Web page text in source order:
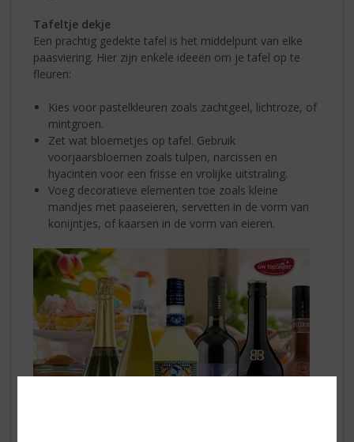
Tafeltje dekje
Een prachtig gedekte tafel is het middelpunt van elke
paasviering. Hier zijn enkele ideeën om je tafel op te
fleuren:
Kies voor pastelkleuren zoals zachtgeel, lichtroze, of
mintgroen.
Zet wat bloemetjes op tafel. Gebruik
voorjaarsbloemen zoals tulpen, narcissen en
hyacinten voor een frisse en vrolijke uitstraling.
Voeg decoratieve elementen toe zoals kleine
mandjes met paaseieren, servetten in de vorm van
konijntjes, of kaarsen in de vorm van eieren.